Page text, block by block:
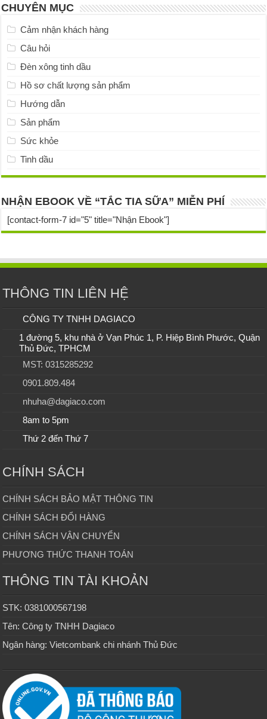
CHUYÊN MỤC
Cảm nhận khách hàng
Câu hỏi
Đèn xông tinh dầu
Hồ sơ chất lượng sản phẩm
Hướng dẫn
Sản phẩm
Sức khỏe
Tinh dầu
NHẬN EBOOK VỀ “TẮC TIA SỮA” MIỄN PHÍ
[contact-form-7 id="5" title="Nhận Ebook"]
THÔNG TIN LIÊN HỆ
CÔNG TY TNHH DAGIACO
1 đường 5, khu nhà ở Vạn Phúc 1, P. Hiệp Bình Phước, Quận
Thủ Đức, TPHCM
MST: 0315285292
0901.809.484
nhuha@dagiaco.com
8am to 5pm
Thứ 2 đến Thứ 7
CHÍNH SÁCH
CHÍNH SÁCH BẢO MẬT THÔNG TIN
CHÍNH SÁCH ĐỔI HÀNG
CHÍNH SÁCH VẬN CHUYỂN
PHƯƠNG THỨC THANH TOÁN
THÔNG TIN TÀI KHOẢN
STK: 0381000567198
Tên: Công ty TNHH Dagiaco
Ngân hàng: Vietcombank chi nhánh Thủ Đức